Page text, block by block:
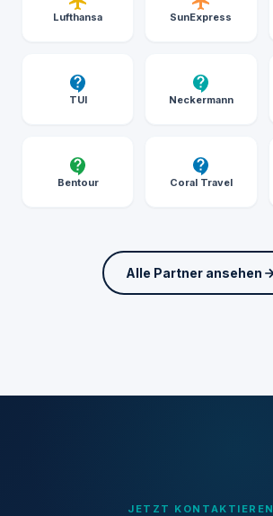
Lufthansa SunExpress
TUI Neckermann
Bentour Coral Travel
Alle Partner ansehen
JETZT KONTAKTIEREN